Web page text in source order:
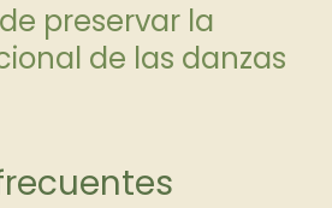
preservar la
de las danzas